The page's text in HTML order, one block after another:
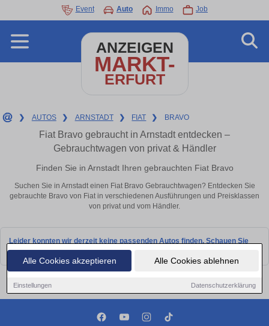
Alle Cookies akzeptieren Alle Cookies ablehnen
Einstellungen Datenschutzerklärung
Event Auto Immo Job
ANZEIGEN
MARKT-
ERFURT
❯ AUTOS ❯ ARNSTADT ❯ FIAT ❯ BRAVO
Fiat Bravo gebraucht in Arnstadt entdecken –
Gebrauchtwagen von privat & Händler
Finden Sie in Arnstadt Ihren gebrauchten Fiat Bravo
Suchen Sie in Arnstadt einen Fiat Bravo Gebrauchtwagen? Entdecken Sie
gebrauchte Bravo von Fiat in verschiedenen Ausführungen und Preisklassen
von privat und vom Händler.
Leider konnten wir derzeit keine passenden Autos finden. Schauen Sie
bald wieder vorbei!